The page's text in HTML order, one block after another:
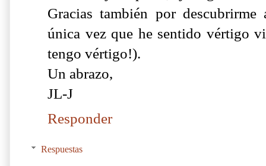
Gracias también por
única vez que he sentido vértigo
tengo vértigo!).
Un abrazo,
JL-J
Responder
Respuestas